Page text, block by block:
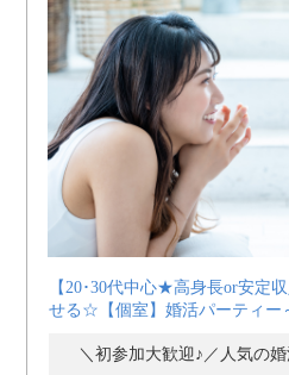
【20･30代中心★高身長or安定
せる☆【個室】婚活パーティー
＼初参加大歓迎♪／人気の